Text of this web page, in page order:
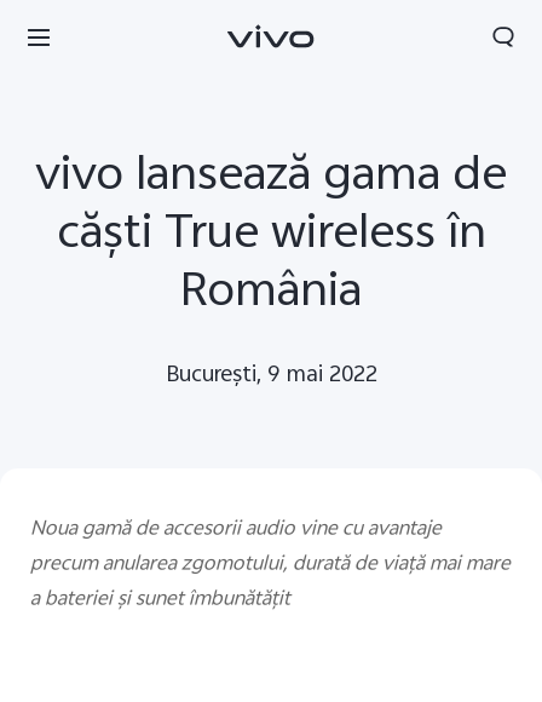
Romania | Selectați țara/regiunea
vivo lansează gama de
căşti True wireless în
România
Bucureşti, 9 mai 2022
Noua gamă de accesorii audio vine cu avantaje
precum anularea zgomotului, durată de viață mai mare
a bateriei şi sunet îmbunătăţit